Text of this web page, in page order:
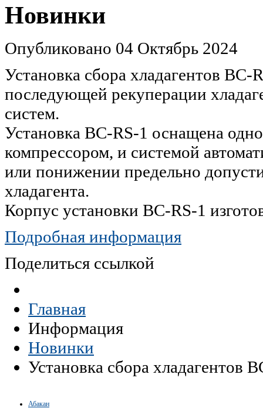
Новинки
Опубликовано 04 Октябрь 2024
Установка сбора хладагентов BC-
последующей рекуперации
систем.
Установка BC-RS-1 оснащена
компрессором, и системой
или понижении предельно
хладагента.
Корпус установки BC-RS-1
Подробная информация
Поделиться ссылкой
Главная
Информация
Новинки
Установка сбора хладагентов
Абакан